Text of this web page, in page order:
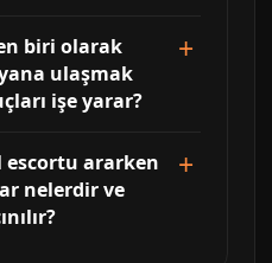
biri olarak
ulaşmak
işe yarar?
escortu ararken
nelerdir ve